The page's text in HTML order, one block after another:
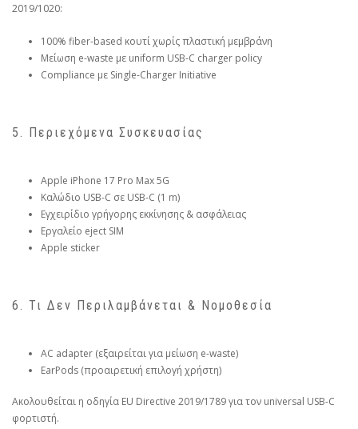
2019/1020:
100% fiber-based κουτί χωρίς πλαστική μεμβράνη
Μείωση e-waste με uniform USB-C charger policy
Compliance με Single-Charger Initiative
5. Περιεχόμενα Συσκευασίας
Apple iPhone 17 Pro Max 5G
Καλώδιο USB-C σε USB-C (1 m)
Εγχειρίδιο γρήγορης εκκίνησης & ασφάλειας
Εργαλείο eject SIM
Apple sticker
6. Τι Δεν Περιλαμβάνεται & Νομοθεσία
AC adapter (εξαιρείται για μείωση e-waste)
EarPods (προαιρετική επιλογή χρήστη)
Ακολουθείται η οδηγία EU Directive 2019/1789 για τον universal USB-C
φορτιστή.